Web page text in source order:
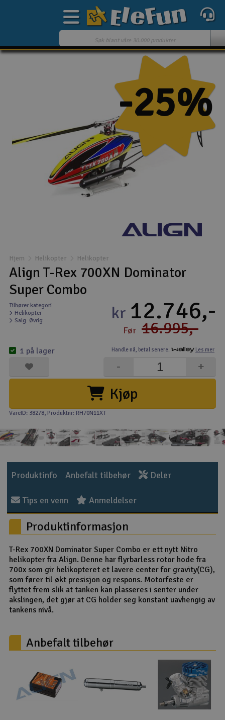
Mine favoritter
Gavekort
3D-print
Batteri & ladere
Bilbane
Droner
Droner for FPV
Helikopter
Kamerautstyr
Modellbygging, LEGO &
Motor & tilbehør
Outlet
Radioutstyr
Raketter
Smarthjem, lek & hobby
Solenergi
Sparkesykler & elkjøretøy
Gavekort
-25%
Hjem Helikopter Helikopter
Align T-Rex 700XN Dominator
Super Combo
Tilhører kategori
Helikopter
Salg: Øvrig
Handle nå, betal senere. Les mer
kr 12.746,-
Før 16.995,-
Kjøp
+
-
1 på lager
VareID: 38278, Produktnr: RH70N11XT
Produktinfo Anbefalt tilbehør Deler
Tips en venn Anmeldelser
Produktinformasjon
T-Rex 700XN Dominator Super Combo er ett nytt Nitro
helikopter fra Align. Denne har flyrbarless rotor hode fra
700x som gir helikopteret et lavere center for gravity(CG),
som fører til økt presisjon og respons. Motorfeste er
flyttet frem slik at tanken kan plasseres i senter under
akslingen, det gjør at CG holder seg konstant uavhengig av
tankens nivå.
Anbefalt tilbehør